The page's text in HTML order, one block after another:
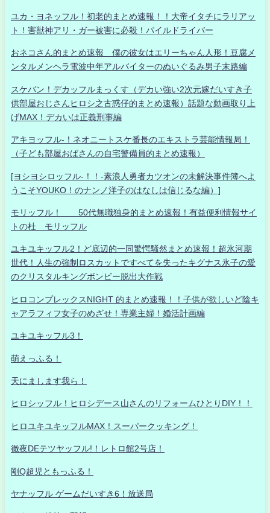
ユカ・ヨネッフル！初老的まとめ速報！！大帝イタチにラリアッ
ト！害獣神アリ・ガー被害に必殺！パイルドライバー
おネコさん的まとめ速報 僕の彼女はエリーちゃん人形！豆腐メ
ンタルメンヘラ電波中年アルバイターのぬいぐるみ男子末路編
スケバン！デカッフルまっくす（デカい強い2次元嫁だいすき子
供部屋おじさんヒロシ之古惑仔的まとめ速報）話題な動画取り上
げMAX！デカいは正義刑事編
アキヨッフル-！ネオニートスケ番長のエキストラ芸能情報局！
（子ども部屋おばさんの自宅警備員的まとめ速報）
[ヨシヨシロッフル-！！-素浪人勇者カツオンの未解決事件簿へよ
うこそYOUKO！のナンノ洋子のはなしは信じるな編）]
モリッフル！ 50代無職独身的まとめ速報！有益便利情報サイ
トの杜 モリッフル
ユキユキッフル2！ど底辺的一同驚愕騒然まとめ速報！超氷河期
世代！人生の強制ロスカットですべてを失ったキグナス氷子の愛
のクリスタルキングボンビー脱出大作戦
ヒロコンプレックスNIGHT 的まとめ速報！！子供が欲しいど陰キ
ャアラフィフ女子のめざせ！専業主婦！婚活計画編
ユキユキッフル3！
萌えっふる！
天にまします我ら！
ヒロシッフル！ヒロシデース山さんのリフォームひとりDIY！！
ヒロユキユキッフルMAX！スーパークッキング！
徹夜DEテツヤッフル!！レトロ館2号店！
剛Q超児ともっふる！
ヤナッフル ゲームだいすき6！放送局